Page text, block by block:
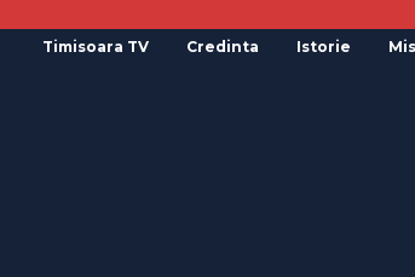
Timisoara TV Credinta Istorie